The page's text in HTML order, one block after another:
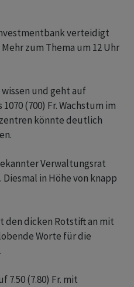
verteidigt
zum Thema um 12 Uhr
wissen und geht auf
(700) Fr. Wachstum im
könnte deutlich
Verwaltungsrat
in Höhe von knapp
den dicken Rotstift an mit
Worte für die
7.50 (7.80) Fr. mit